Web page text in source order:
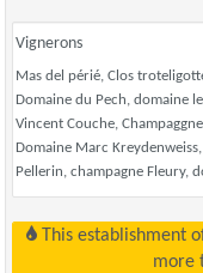
Vignerons
Mas del périé, Clos
Domaine du Pech, domaine
Vincent Couche,
Domaine Marc
Pellerin, champagne Fleury,
This establishment offers almost exclusively 'natural wines' :
more